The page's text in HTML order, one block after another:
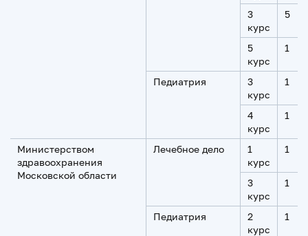
3
курс
5
5
курс
1
Педиатрия
3
курс
1
4
курс
1
Министерством
здравоохранения
Московской области
Лечебное дело
1
курс
1
3
курс
1
Педиатрия
2
курс
1